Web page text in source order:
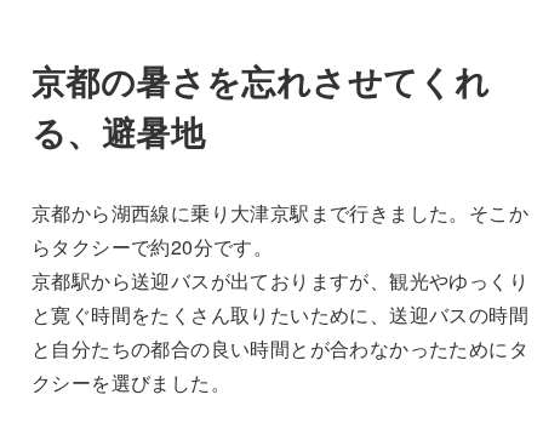
京都の暑さを忘れさせてくれ
る、避暑地
京都から湖西線に乗り大津京駅まで行きました。そこか
らタクシーで約20分です。
京都駅から送迎バスが出ておりますが、観光やゆっくり
と寛ぐ時間をたくさん取りたいために、送迎バスの時間
と自分たちの都合の良い時間とが合わなかったためにタ
クシーを選びました。